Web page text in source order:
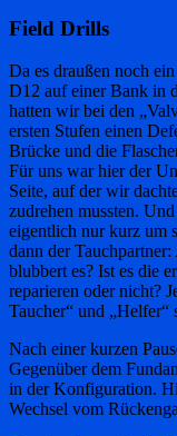
Field Drills
Da es draußen noch
D12 auf einer Bank in
hatten wir bei den
ersten Stufen einen
Brücke und die
Für uns war hier der
Seite, auf der wir
zudrehen mussten.
eigentlich nur kurz um
dann der
blubbert es? Ist es die
reparieren oder nicht?
Taucher“ und „Helfer“
Nach einer kurzen
Gegenüber dem
in der Konfiguration.
Wechsel vom